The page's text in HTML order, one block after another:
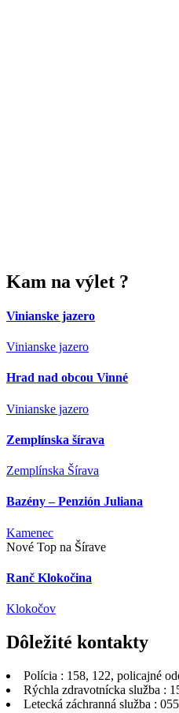
Kam na výlet ?
Vinianske jazero
Vinianske jazero
Hrad nad obcou Vinné
Vinianske jazero
Zemplínska šírava
Zemplínska Šírava
Bazény – Penzión Juliana
Kamenec
Nové Top na Šírave
Ranč Klokočina
Klokočov
Dôležité kontakty
Polícia : 158, 122, policajné
Rýchla zdravotnícka služba :
Letecká záchranná služba :